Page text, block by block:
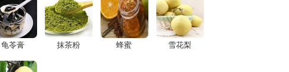
龟苓膏 抹茶粉 蜂蜜 雪花梨